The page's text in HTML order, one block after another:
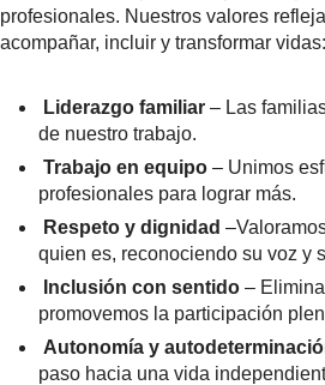
profesionales. Nuestros valores
acompañar, incluir y transformar vidas:
Liderazgo familiar – Las
de nuestro trabajo.
Trabajo en equipo – Unimos
profesionales para lograr más.
Respeto y dignidad
quien es, reconociendo su voz y
Inclusión con sentido –
promovemos la participación
Autonomía y
paso hacia una vida